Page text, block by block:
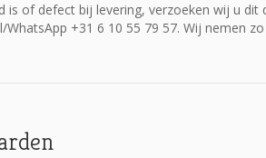
is of defect bij levering, verzoeken wij u
WhatsApp +31 6 10 55 79 57. Wij nemen